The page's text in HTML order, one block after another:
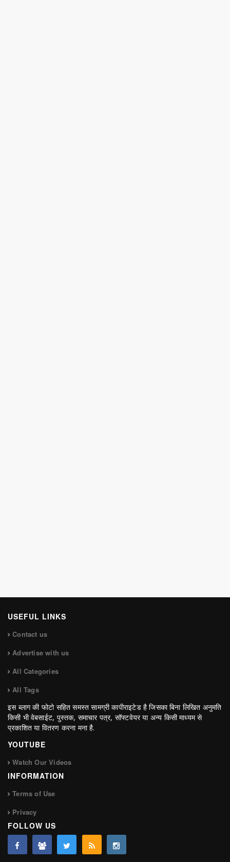
USEFUL LINKS
Contact us
Advertise with us
All Categories
All Tags
इस ब्लाग की फोटो सहित समस्त सामग्री कापीराइटेड है जिसका बिना लिखित अनुमति
किसी भी वेबसाईट, पुस्तक, समाचार पत्र, सॉफ्टवेयर या अन्य किसी माध्यम से
प्रकाशित या वितरण करना मना है.
YOUTUBE
Watch Our Videos
INFORMATION
Terms of Use
Privacy
FOLLOW US